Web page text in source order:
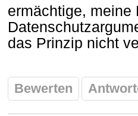
ermächtige, meine
das Prinzip nicht
Bewerten